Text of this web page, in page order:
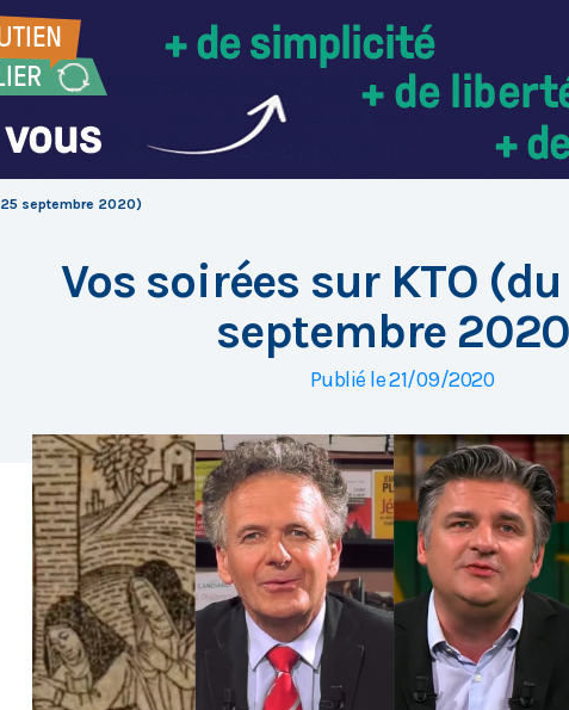
25 septembre 2020)
Vos soirées sur KTO
septembre
Publié le 21/09/2020